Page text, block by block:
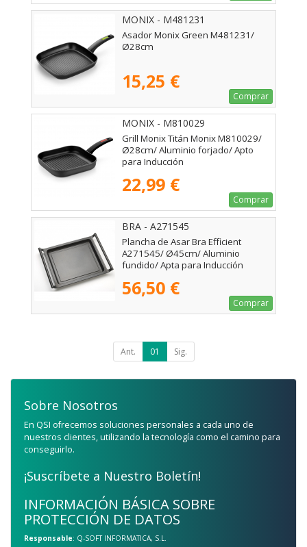
MONIX - M481231
Asador Monix Green M481231/
Ø28cm
15,25 €
Comprar
MONIX - M810029
Grill Monix Titán Monix M810029/
Ø28cm/ Aluminio forjado/ Apto
para Inducción
22,99 €
Comprar
BRA - A271545
Plancha de Asar Bra Efficient
A271545/ Ø45cm/ Aluminio
fundido/ Apta para Inducción
56,50 €
Comprar
Ant. 01 Sig.
Sobre Nosotros
En QSI ofrecemos soluciones personales a cada uno de
nuestros clientes, utilizando la tecnología como el camino para
conseguirlo.
¡Suscríbete a Nuestro Boletín!
INFORMACIÓN BÁSICA SOBRE
PROTECCIÓN DE DATOS
Responsable: Q-SOFT INFORMATICA, S.L.